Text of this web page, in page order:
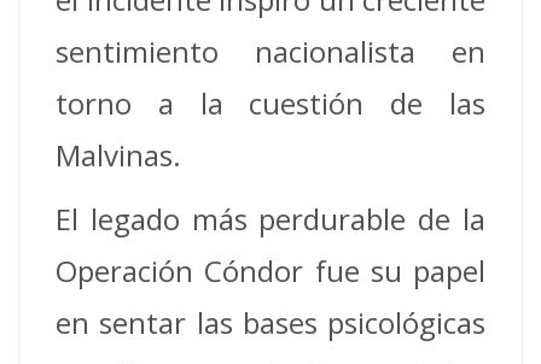
sentimiento nacionalista en
torno a la cuestión de las
Malvinas.
El legado más perdurable de la
Operación Cóndor fue su papel
en sentar las bases psicológicas